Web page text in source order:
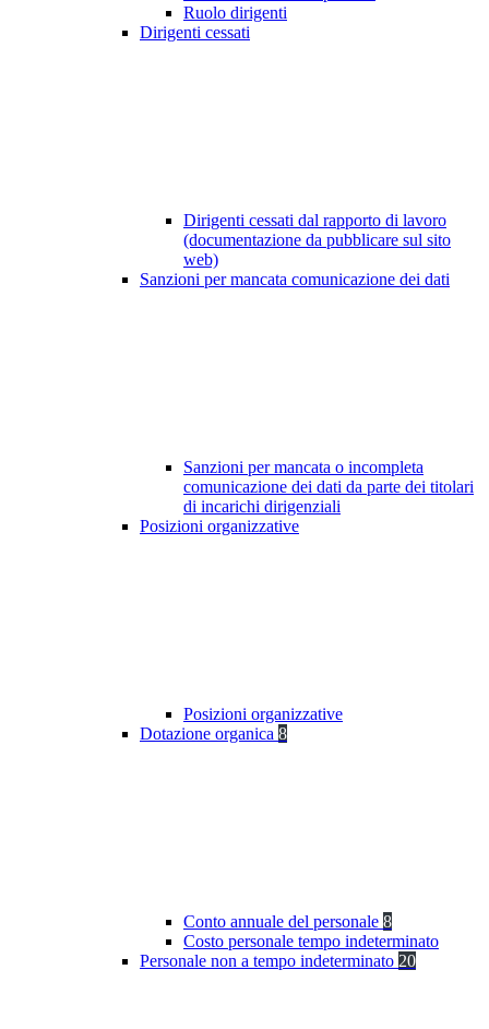
Ruolo dirigenti
Dirigenti cessati
Dirigenti cessati dal rapporto di lavoro
(documentazione da pubblicare sul sito
web)
Sanzioni per mancata comunicazione dei dati
Sanzioni per mancata o incompleta
comunicazione dei dati da parte dei titolari
di incarichi dirigenziali
Posizioni organizzative
Posizioni organizzative
Dotazione organica 8
Conto annuale del personale 8
Costo personale tempo indeterminato
Personale non a tempo indeterminato 20